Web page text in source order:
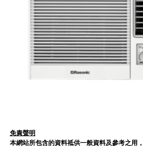
免責聲明
本網站所包含的資料祗供一般資料及參考之用